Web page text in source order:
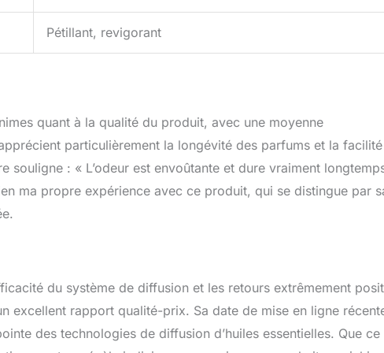
Pétillant, revigorant
quant à la qualité du produit, avec une moyenne
particulièrement la longévité des parfums et la facilité
souligne : « L’odeur est envoûtante et dure vraiment
ma propre expérience avec ce produit, qui se distingue par
du système de diffusion et les retours extrêmement
excellent rapport qualité-prix. Sa date de mise en ligne
des technologies de diffusion d’huiles essentielles. Que ce